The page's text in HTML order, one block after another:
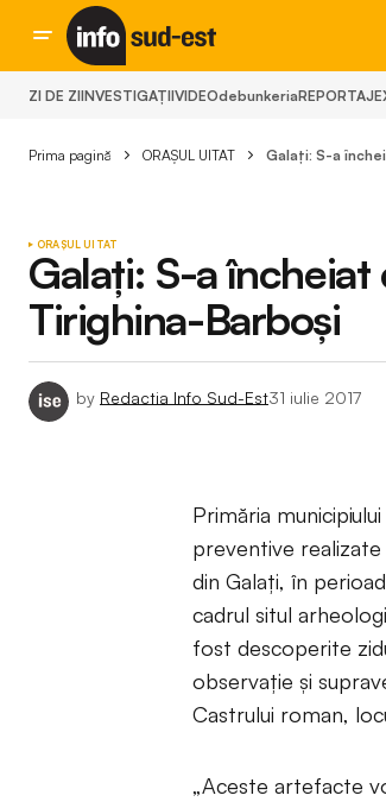
ZI DE ZIINVESTIGAȚIIVIDEOdebunkeriaREPORTAJ
Prima pagină ORAȘUL UITAT Galați: S-a
ORAȘUL UITAT
Galați: S-a
Tirighina-Barboşi
by Redactia Info Sud-Est31 iulie 2017
Primăria
preventive realizate
din Galaţi, în
cadrul situl
fost descoperite
observaţie şi
Castrului roman,
„Aceste artefacte